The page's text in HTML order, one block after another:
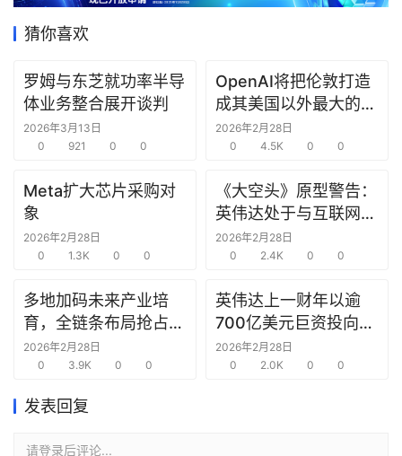
数
据
研
选
报
创
投
之
商
机
链
圈
猜你喜欢
罗姆与东芝就功率半导
体业务整合展开谈判
2026年3月13日
0
921 0 0
OpenAI将把伦敦打造
成其美国以外最大的研
究中心
2026年2月28日
0
4.5K 0 0
Meta扩大芯片采购对
象
2026年2月28日
0
1.3K 0 0
《大空头》原型警告：
英伟达处于与互联网泡
沫时期思科同样的“危
险境地”
2026年2月28日
0
2.4K 0 0
多地加码未来产业培
育，全链条布局抢占新
赛道先机
2026年2月28日
0
3.9K 0 0
英伟达上一财年以逾
700亿美元巨资投向合
作方，竭力巩固AI芯片
需求
2026年2月28日
0
2.0K 0 0
发表回复
请登录后评论...